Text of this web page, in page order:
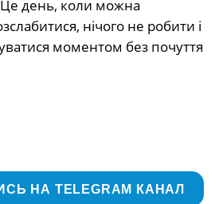
Це день, коли можна
нічого не робити і
моментом без почуття
НА TELEGRAM КАНАЛ